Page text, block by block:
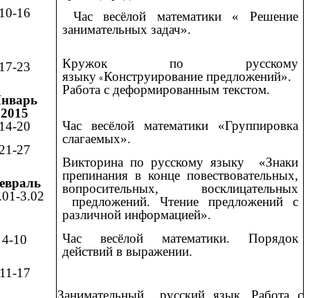
16
23
2015
20
27
3.02
4-10
17
Час весёлой математики « Решение
занимательных задач».
Кружок по русскому
языку «Конструирование предложений».
Работа с деформированным текстом.
Час весёлой математики «Группировка
слагаемых».
Викторина по русскому языку «Знаки
препинания в конце повествовательных,
вопросительных, восклицательных
предложений. Чтение предложений с
различной информацией».
Час весёлой математики. Порядок
действий в выражении.
Занимательный русский язык. Работа с